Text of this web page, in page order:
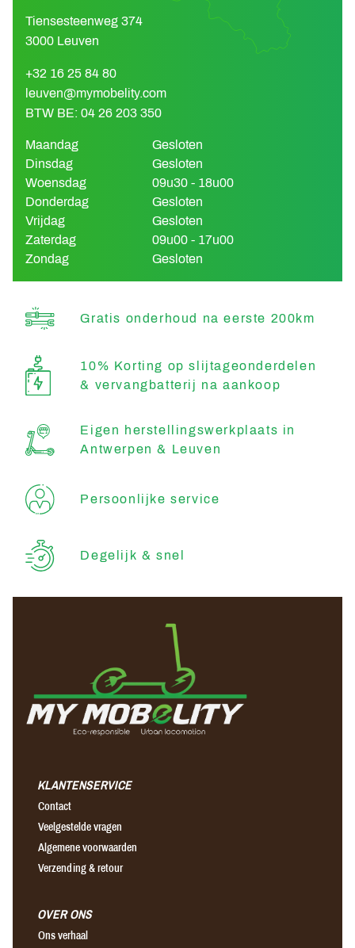
Tiensesteenweg 374
3000 Leuven
+32 16 25 84 80
leuven@mymobelity.com
BTW BE: 04 26 203 350
Maandag
Gesloten
Dinsdag
Gesloten
Woensdag
09u30 - 18u00
Donderdag
Gesloten
Vrijdag
Gesloten
Zaterdag
09u00 - 17u00
Zondag
Gesloten
Gratis onderhoud na eerste 200km
10% Korting op slijtageonderdelen
& vervangbatterij na aankoop
Eigen herstellingswerkplaats in
Antwerpen & Leuven
Persoonlijke service
Degelijk & snel
KLANTENSERVICE
Contact
Veelgestelde vragen
Algemene voorwaarden
Verzending & retour
OVER ONS
Ons verhaal